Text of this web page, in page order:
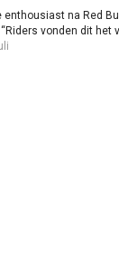
enthousiast na Red
vonden dit het